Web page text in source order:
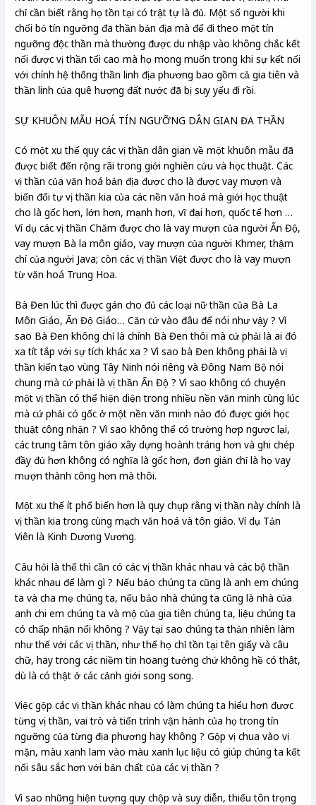
chỉ cần biết rằng họ tồn tại có trật tự là đủ. Một số người khi
chối bỏ tín ngưỡng đa thần bản địa mà để đi theo một tín
ngưỡng độc thần mà thường được du nhập vào không chắc kết
nối được vị thần tối cao mà họ mong muốn trong khi sự kết nối
với chính hệ thống thần linh địa phương bao gồm cả gia tiên và
thần linh của quê hương đất nước đã bị suy yếu đi rồi.
SỰ KHUÔN MẪU HOÁ TÍN NGƯỠNG DÂN GIAN ĐA THẦN
Có một xu thế quy các vị thần dân gian về một khuôn mẫu đã
được biết đến rộng rãi trong giới nghiên cứu và học thuật. Các
vị thần của văn hoá bản địa được cho là được vay mượn và
biến đổi tự vị thần kia của các nền văn hoá mà giới học thuật
cho là gốc hơn, lớn hơn, mạnh hơn, vĩ đại hơn, quốc tế hơn …
Ví dụ các vị thần Chăm được cho là vay mượn của người Ấn Độ,
vay mượn Bà la môn giáo, vay mượn của người Khmer, thậm
chí của người Java; còn các vị thần Việt được cho là vay mượn
từ văn hoá Trung Hoa.
Bà Đen lúc thì được gán cho đủ các loại nữ thần của Bà La
Môn Giáo, Ấn Độ Giáo… Căn cứ vào đâu để nói như vậy ? Vì
sao Bà Đen không chỉ là chính Bà Đen thôi mà cứ phải là ai đó
xa tít tắp với sự tích khác xa ? Vì sao bà Đen không phải là vị
thần kiến tạo vùng Tây Ninh nói riêng và Đông Nam Bộ nói
chung mà cứ phải là vị thần Ấn Độ ? Vì sao không có chuyện
một vị thần có thể hiện diện trong nhiều nền văn minh cùng lúc
mà cứ phải có gốc ở một nền văn minh nào đó được giới học
thuật công nhận ? Vì sao không thể có trường hợp ngược lại,
các trung tâm tôn giáo xây dựng hoành tráng hơn và ghi chép
đầy đủ hơn không có nghĩa là gốc hơn, đơn giản chỉ là họ vay
mượn thành công hơn mà thôi.
Một xu thế ít phổ biến hơn là quy chụp rằng vị thần này chính là
vị thần kia trong cùng mạch văn hoá và tôn giáo. Ví dụ Tản
Viên là Kinh Dương Vương.
Câu hỏi là thế thì cần có các vị thần khác nhau và các bộ thần
khác nhau để làm gì ? Nếu bảo chúng ta cũng là anh em chúng
ta và cha mẹ chúng ta, nếu bảo nhà chúng ta cũng là nhà của
anh chi em chúng ta và mộ của gia tiên chúng ta, liệu chúng ta
có chấp nhận nổi không ? Vậy tại sao chúng ta thản nhiên làm
như thế với các vị thần, như thể họ chỉ tồn tại tên giấy và câu
chữ, hay trong các niềm tin hoang tưởng chứ không hề có thât,
dù là có thật ở các cảnh giới song song.
Việc gộp các vị thần khác nhau có làm chúng ta hiểu hơn được
từng vị thần, vai trò và tiến trình vận hành của họ trong tín
ngưỡng của từng địa phương hay không ? Gộp vị chua vào vị
mặn, màu xanh lam vào màu xanh lục liệu có giúp chúng ta kết
nối sâu sắc hơn với bản chất của các vị thần ?
Vì sao những hiện tượng quy chộp và suy diễn, thiếu tôn trọng